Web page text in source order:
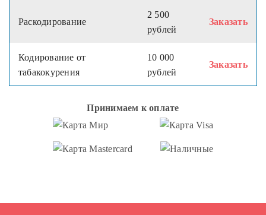
Раскодирование
2 500
рублей
Заказать
Кодирование от
табакокурения
10 000
рублей
Заказать
Принимаем к оплате